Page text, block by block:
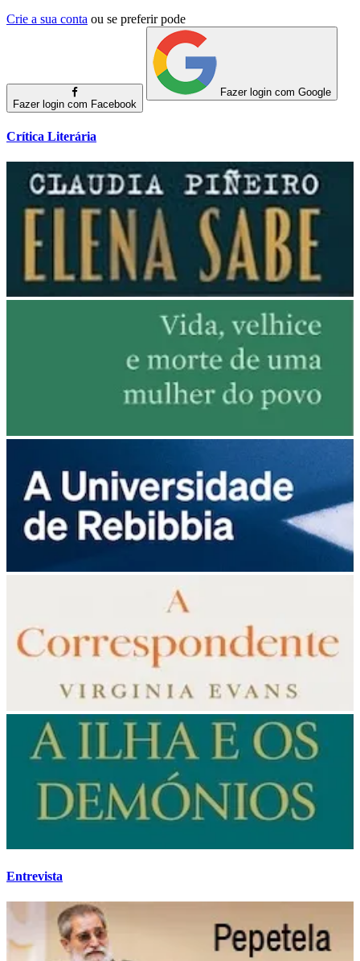
Crie a sua conta ou se preferir pode
Fazer login com Facebook
Fazer login com Google
Crítica Literária
Entrevista